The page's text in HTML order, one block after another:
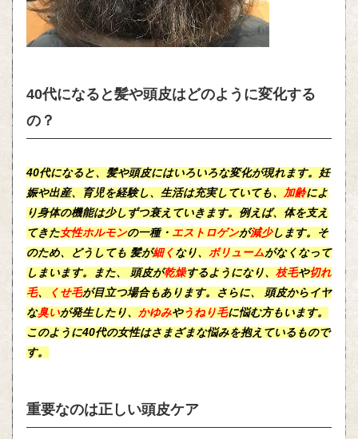
40代になると髪や頭皮はどのように変化する
の？
40代になると、 髪や頭皮にはいろいろな変化が現れます。 妊
娠や出産、 育児を経験し、生活は充実していても、 加齢によ
り身体の機能は少しずつ衰えていきます。例えば、体を支え
てきた女性ホルモンの一種・ エストロゲンが減少します。そ
のため、どうしても 髪が細く なり、 ボリューム がなくなって
しまいます。また、 頭皮が乾燥するようになり、 枝毛や切れ
毛、 くせ毛が目立つ場合もあります。さらに、 頭皮からイヤ
な臭いが発生したり、 かゆみやうねり毛に悩む方もいます。
このように40代の女性はさまざまな悩みを抱えているもので
す。
重要なのは正しい頭皮ケア